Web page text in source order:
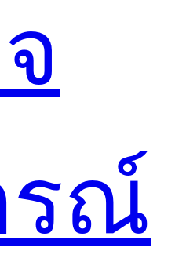
รณ์